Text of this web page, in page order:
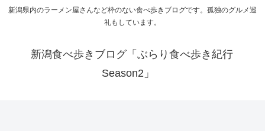
新潟県内のラーメン屋さんなど枠のない食べ歩きブログです。孤独のグルメ巡
礼もしています。
新潟食べ歩きブログ「ぶらり食べ歩き紀行
Season2」